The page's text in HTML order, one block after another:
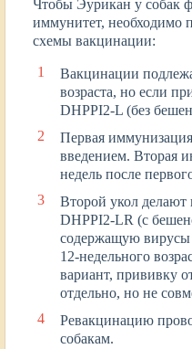
Чтобы Эурикан у собак
иммунитет, необходимо
схемы вакцинации:
Вакцинации
возраста, но если
DHPPI2-L (без
Первая
введением. Вторая
недель после
Второй укол
DHPPI2-LR (с
содержащую вирусы
12-недельного
вариант, прививку
отдельно, но не
Ревакцинацию
собакам.